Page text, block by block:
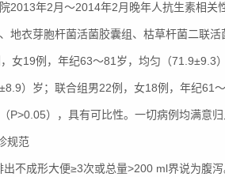
2013年2月～2014年2月晚年人抗生素相
地衣芽胞杆菌活菌胶囊组、枯草杆菌二联
女19例，年纪63～81岁，均匀（71.9±9.3
）岁；联合组男22例，女18例，年纪
P>0.05），具有可比性。一切病例均满意归
规范
出不成形大便≥3次或总量>200 ml界说为腹泻